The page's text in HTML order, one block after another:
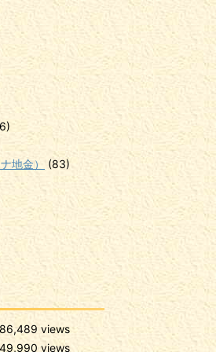
地金）
(83)
views
views